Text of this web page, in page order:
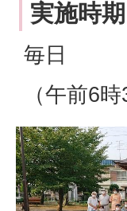
実施時
毎日
（午前6時